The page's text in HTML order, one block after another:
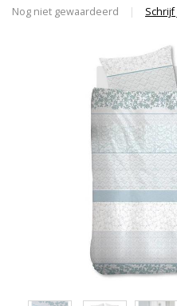
Nog niet gewaardeerd |